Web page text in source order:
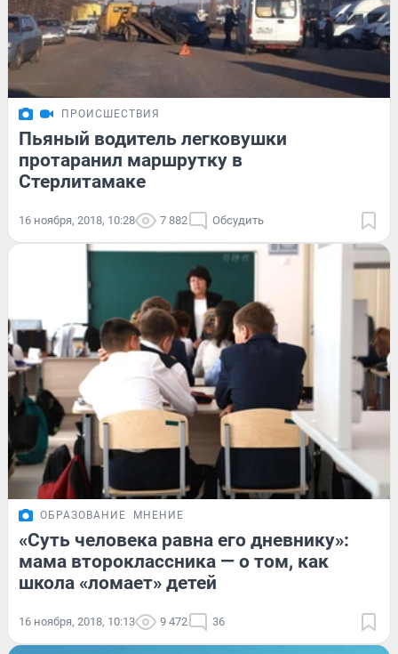
ПРОИСШЕСТВИЯ
Пьяный водитель легковушки
протаранил маршрутку в
Стерлитамаке
16 ноября, 2018, 10:28 7 882 Обсудить
ОБРАЗОВАНИЕ МНЕНИЕ
«Суть человека равна его дневнику»:
мама второклассника — о том, как
школа «ломает» детей
16 ноября, 2018, 10:13 9 472 36